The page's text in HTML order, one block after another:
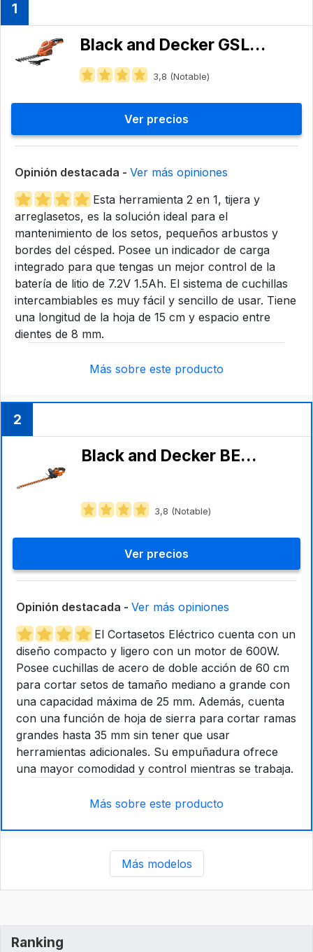
1
Black and Decker ‎GSL700-QW
3,8 (Notable)
Ver precios
Opinión destacada - Ver más opiniones
Esta herramienta 2 en 1, tijera y
arreglasetos, es la solución ideal para el
mantenimiento de los setos, pequeños arbustos y
bordes del césped. Posee un indicador de carga
integrado para que tengas un mejor control de la
batería de litio de 7.2V 1.5Ah. El sistema de cuchillas
intercambiables es muy fácil y sencillo de usar. Tiene
una longitud de la hoja de 15 cm y espacio entre
dientes de 8 mm.
Más sobre este producto
2
Black and Decker ‎BEHTS501-QS
3,8 (Notable)
Ver precios
Opinión destacada - Ver más opiniones
El Cortasetos Eléctrico cuenta con un
diseño compacto y ligero con un motor de 600W.
Posee cuchillas de acero de doble acción de 60 cm
para cortar setos de tamaño mediano a grande con
una capacidad máxima de 25 mm. Además, cuenta
con una función de hoja de sierra para cortar ramas
grandes hasta 35 mm sin tener que usar
herramientas adicionales. Su empuñadura ofrece
una mayor comodidad y control mientras se trabaja.
Más sobre este producto
Más modelos
Ranking